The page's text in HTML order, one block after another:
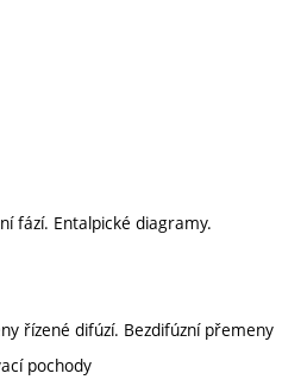
fází. Entalpické diagramy.
řízené difúzí. Bezdifúzní přemeny
pochody